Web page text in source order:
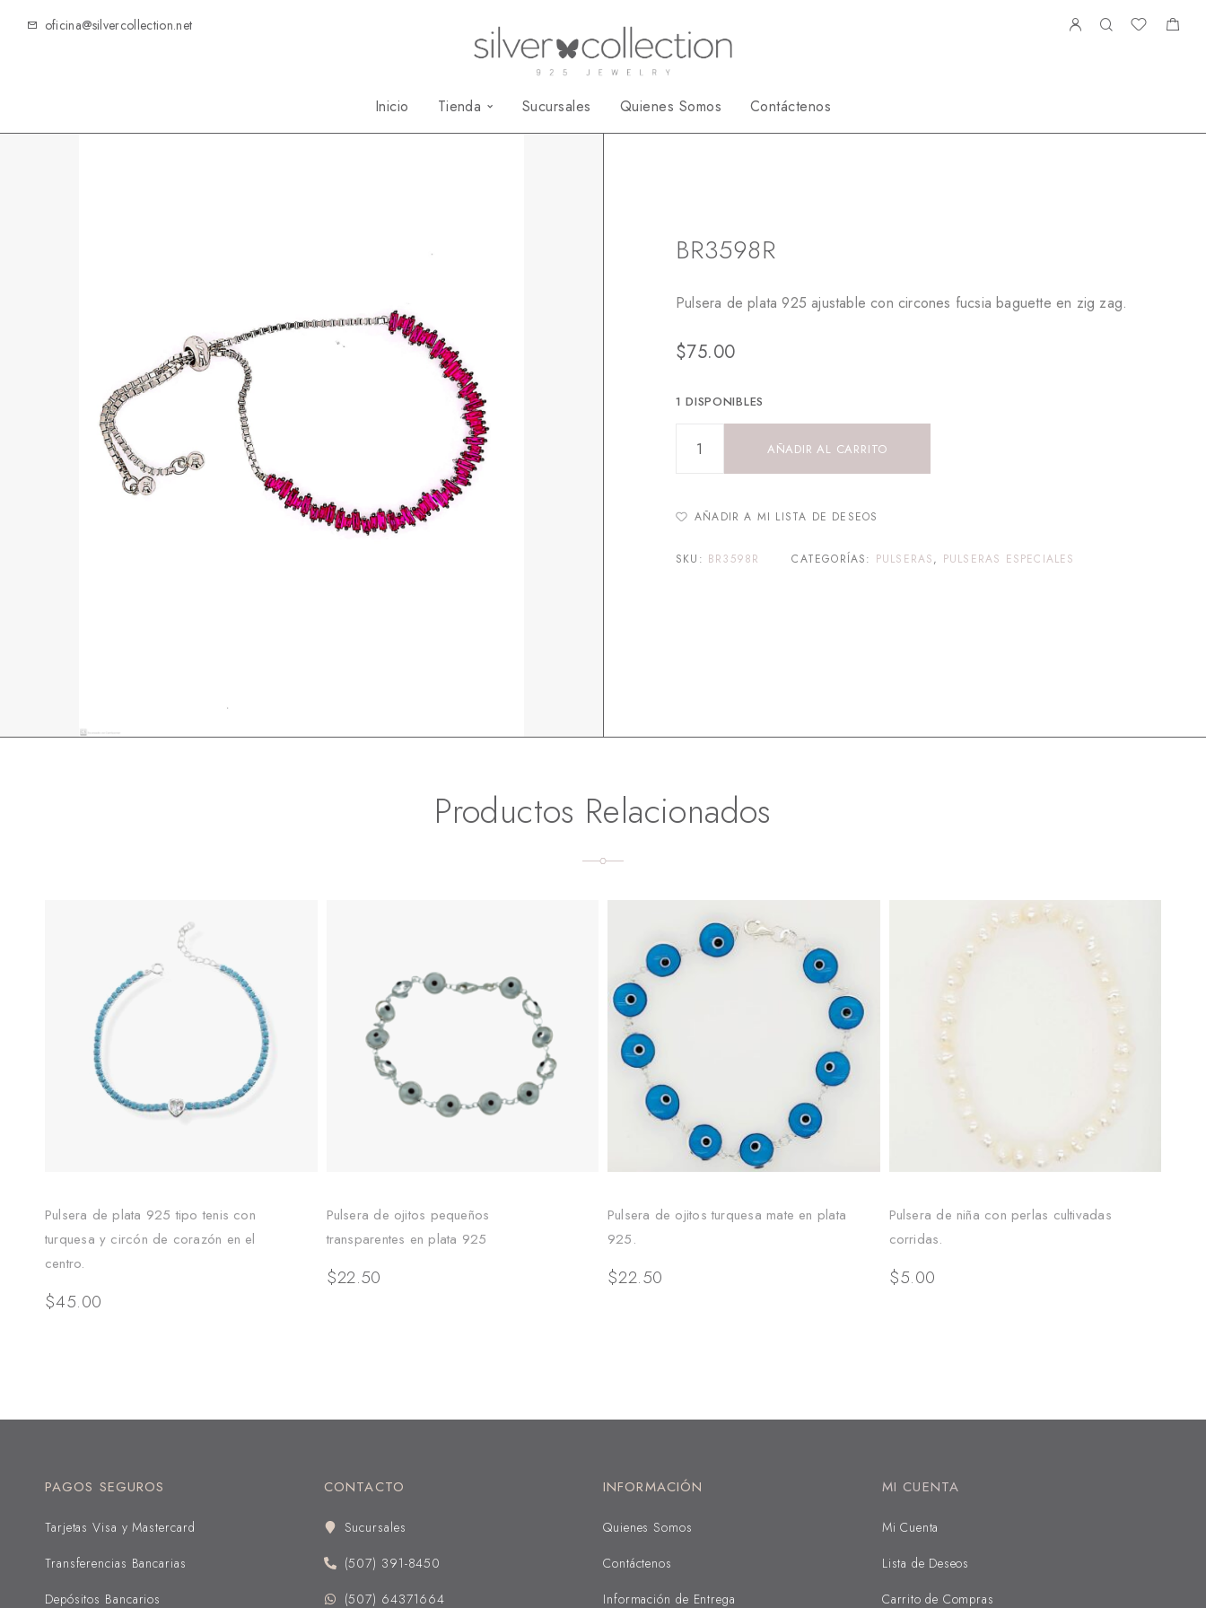
oficina@silvercollection.net
Inicio Tienda Sucursales Quienes Somos Contáctenos
BR3598R
Pulsera de plata 925 ajustable con circones fucsia baguette en zig zag.
$75.00
1 DISPONIBLES
AÑADIR AL CARRITO
AÑADIR A MI LISTA DE DESEOS
SKU: BR3598R CATEGORÍAS: PULSERAS, PULSERAS ESPECIALES
Productos Relacionados
Pulsera de plata 925 tipo tenis con
turquesa y circón de corazón en el
centro.
$45.00
Pulsera de ojitos pequeños
transparentes en plata 925
$22.50
Pulsera de ojitos turquesa mate en plata
925.
$22.50
Pulsera de niña con perlas cultivadas
corridas.
$5.00
PAGOS SEGUROS
Tarjetas Visa y Mastercard
Transferencias Bancarias
Depósitos Bancarios
CONTACTO
Sucursales
(507) 391-8450
(507) 64371664
INFORMACIÓN
Quienes Somos
Contáctenos
Información de Entrega
MI CUENTA
Mi Cuenta
Lista de Deseos
Carrito de Compras